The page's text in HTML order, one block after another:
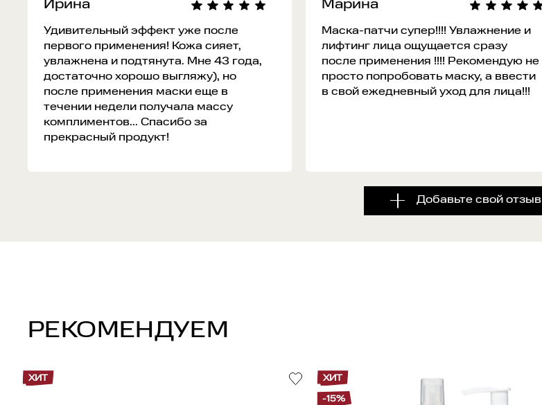
Ирина
Удивительный эффект уже после
первого применения! Кожа сияет,
увлажнена и подтянута. Мне 43 года,
достаточно хорошо выгляжу), но
после применения маски еще в
течении недели получала массу
комплиментов... Спасибо за
прекрасный продукт!
Марина
Маска-патчи супер!!!! Увлажнение и
лифтинг лица ощущается сразу
после применения !!!! Рекомендую не
просто попробовать маску, а ввести
в свой ежедневный уход для лица!!!
Добавьте свой отзыв
РЕКОМЕНДУЕМ
ХИТ ХИТ
-15%